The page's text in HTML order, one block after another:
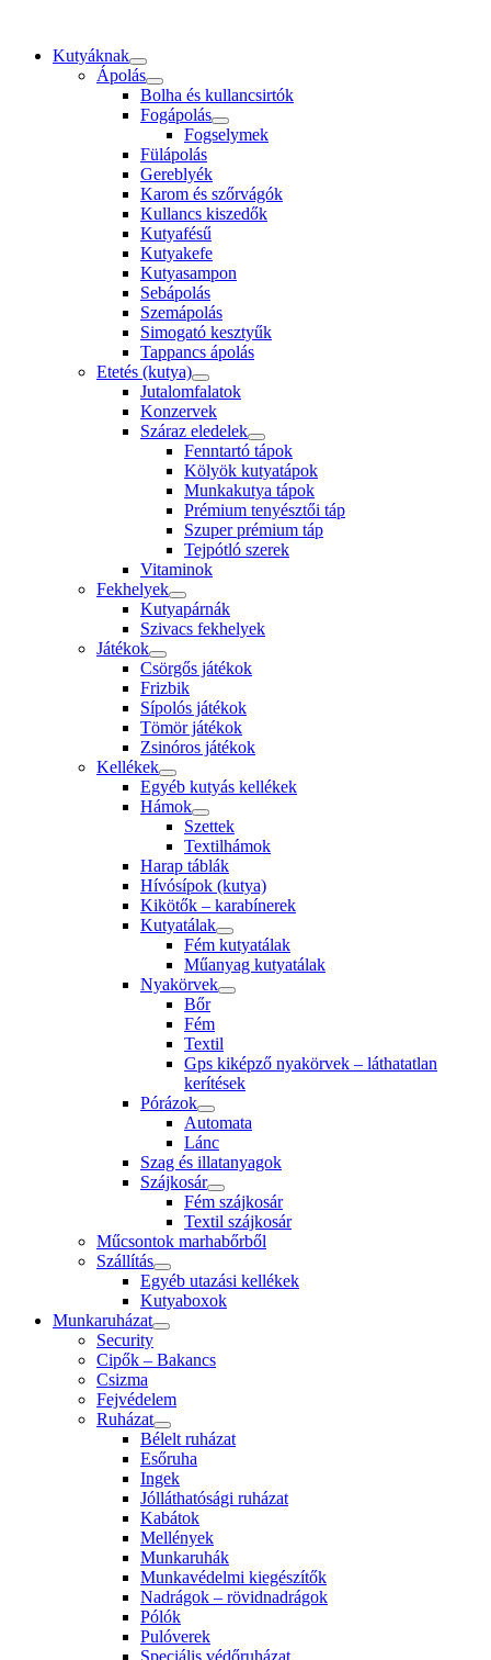
Kutyáknak
Ápolás
Bolha és kullancsirtók
Fogápolás
Fogselymek
Fülápolás
Gereblyék
Karom és szőrvágók
Kullancs kiszedők
Kutyafésű
Kutyakefe
Kutyasampon
Sebápolás
Szemápolás
Simogató kesztyűk
Tappancs ápolás
Etetés (kutya)
Jutalomfalatok
Konzervek
Száraz eledelek
Fenntartó tápok
Kölyök kutyatápok
Munkakutya tápok
Prémium tenyésztői táp
Szuper prémium táp
Tejpótló szerek
Vitaminok
Fekhelyek
Kutyapárnák
Szivacs fekhelyek
Játékok
Csörgős játékok
Frizbik
Sípolós játékok
Tömör játékok
Zsinóros játékok
Kellékek
Egyéb kutyás kellékek
Hámok
Szettek
Textilhámok
Harap táblák
Hívósípok (kutya)
Kikötők – karabínerek
Kutyatálak
Fém kutyatálak
Műanyag kutyatálak
Nyakörvek
Bőr
Fém
Textil
Gps kiképző nyakörvek – láthatatlan
kerítések
Pórázok
Automata
Lánc
Szag és illatanyagok
Szájkosár
Fém szájkosár
Textil szájkosár
Műcsontok marhabőrből
Szállítás
Egyéb utazási kellékek
Kutyaboxok
Munkaruházat
Security
Cipők – Bakancs
Csizma
Fejvédelem
Ruházat
Bélelt ruházat
Esőruha
Ingek
Jólláthatósági ruházat
Kabátok
Mellények
Munkaruhák
Munkavédelmi kiegészítők
Nadrágok – rövidnadrágok
Pólók
Pulóverek
Speciális védőruházat